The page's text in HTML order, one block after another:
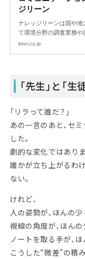
ジリーン
ナレッジリーンは国や地
て環境分野の調査業務や
財務分野に対するマネジ
kmri.co.jp
「先生」と「
「リラって誰だ？」
あの一言のあと、セ
した。
劇的な変化ではあり
誰かが立ち上がるわ
ない。
けれど、
人の姿勢が、ほんの少
視線の角度が、ほんの
ノートを取る手が、
こうした“微差”の積